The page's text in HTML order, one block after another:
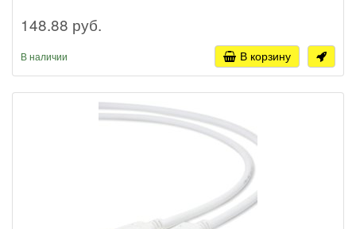
148.88 руб.
В наличии В корзину